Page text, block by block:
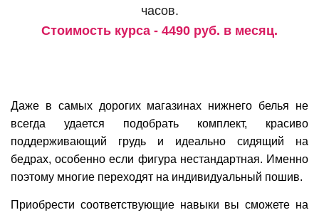
часов.
Стоимость курса - 4490 руб. в месяц.
Даже в самых дорогих магазинах нижнего белья не
всегда удается подобрать комплект, красиво
поддерживающий грудь и идеально сидящий на
бедрах, особенно если фигура нестандартная. Именно
поэтому многие переходят на индивидуальный пошив.
Приобрести соответствующие навыки вы сможете на